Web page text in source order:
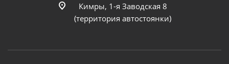
Кимры, 1-я Заводская 8
(территория автостоянки)